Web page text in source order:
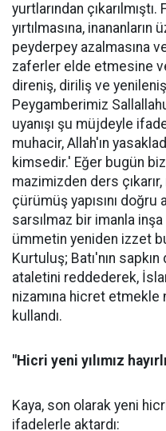
yurtlarından
yırtılmasına, inananların
peyderpey azalmasına
zaferler elde etmesine
direniş, diriliş ve
Peygamberimiz
uyanışı şu müjdeyle
muhacir, Allah'ın
kimsedir.' Eğer bugün
mazimizden ders
çürümüş yapısını
sarsılmaz bir imanla
ümmetin yeniden izzet
Kurtuluş; Batı'nın sapkın
ataletini reddederek,
nizamına hicret
kullandı.
"Hicri yeni yılımız
Kaya, son olarak yeni
ifadelerle aktardı: